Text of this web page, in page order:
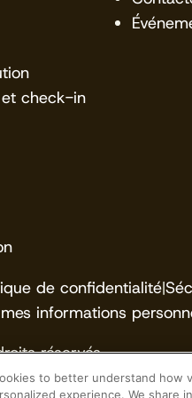
check-in
de confidentialité|
informations
réservés.
hospitality software
to better understand how
experience. We share